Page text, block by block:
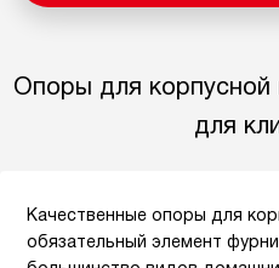
Опоры для
для
Качественные опоры для
обязательный элемент